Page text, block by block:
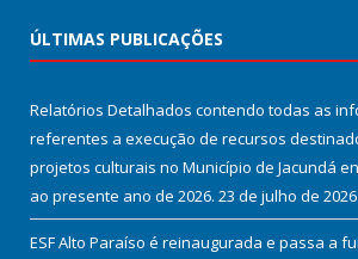
ÚLTIMAS PUBLICAÇÕES
Relatórios Detalhados contendo todas as
referentes a execução de recursos
projetos culturais no Município de Jacundá
ao presente ano de 2026. 23 de julho de 2026
ESF Alto Paraíso é reinaugurada e passa a